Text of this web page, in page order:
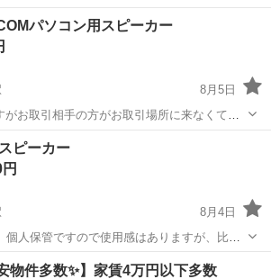
パソコン用スピーカー
8月5日
お取引相手の方がお取引場所に来なくて連
ーンでよろしく
お問い合わせはご遠慮下さい
ピーカー
8月4日
人保管ですので使用感はありますが、比較
駅 オーディオ
物件多数✨】家賃4万円以下多数